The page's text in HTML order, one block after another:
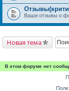
Ваши отзывы о
Новая тема
В этом форуме нет
Поле